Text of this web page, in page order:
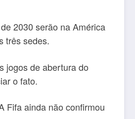
2030 serão na América
três sedes.
jogos de abertura do
o fato.
Fifa ainda não confirmou